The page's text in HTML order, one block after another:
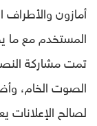
أمازون والأطراف
تمت مشاركة
الصوت الخام،
لصالح